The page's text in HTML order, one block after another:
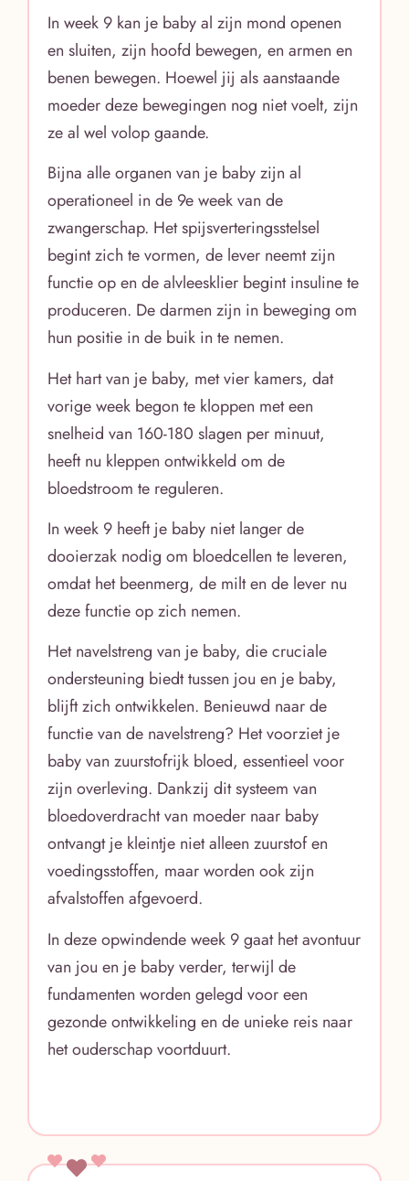
In week 9 kan je baby al zijn mond openen
en sluiten, zijn hoofd bewegen, en armen en
benen bewegen. Hoewel jij als aanstaande
moeder deze bewegingen nog niet voelt, zijn
ze al wel volop gaande.
Bijna alle organen van je baby zijn al
operationeel in de 9e week van de
zwangerschap. Het spijsverteringsstelsel
begint zich te vormen, de lever neemt zijn
functie op en de alvleesklier begint insuline te
produceren. De darmen zijn in beweging om
hun positie in de buik in te nemen.
Het hart van je baby, met vier kamers, dat
vorige week begon te kloppen met een
snelheid van 160-180 slagen per minuut,
heeft nu kleppen ontwikkeld om de
bloedstroom te reguleren.
In week 9 heeft je baby niet langer de
dooierzak nodig om bloedcellen te leveren,
omdat het beenmerg, de milt en de lever nu
deze functie op zich nemen.
Het navelstreng van je baby, die cruciale
ondersteuning biedt tussen jou en je baby,
blijft zich ontwikkelen. Benieuwd naar de
functie van de navelstreng? Het voorziet je
baby van zuurstofrijk bloed, essentieel voor
zijn overleving. Dankzij dit systeem van
bloedoverdracht van moeder naar baby
ontvangt je kleintje niet alleen zuurstof en
voedingsstoffen, maar worden ook zijn
afvalstoffen afgevoerd.
In deze opwindende week 9 gaat het avontuur
van jou en je baby verder, terwijl de
fundamenten worden gelegd voor een
gezonde ontwikkeling en de unieke reis naar
het ouderschap voortduurt.